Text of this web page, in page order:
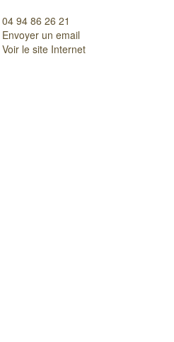
04 94 86 26 21
Envoyer un email
Voir le site Internet